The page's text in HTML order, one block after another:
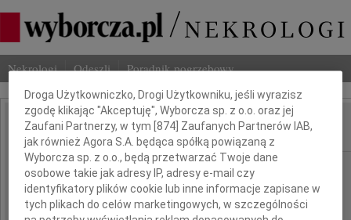
Nekrologi Odeszli Poradnik pogrzebowy
IMIĘ I NAZWISKO:
REGION: Warszawa
DATA EMISJI: 03.10.2009
Dbamy o Twoją prywatność
Droga Użytkowniczko, Drogi Użytkowniku, jeśli wyrazisz
zgodę klikając "Akceptuję", Wyborcza sp. z o.o. oraz jej
Zaufani Partnerzy, w tym [874] Zaufanych Partnerów IAB,
jak również Agora S.A. będąca spółką powiązaną z
Wyborcza sp. z o.o., będą przetwarzać Twoje dane
osobowe takie jak adresy IP, adresy e-mail czy
identyfikatory plików cookie lub inne informacje zapisane w
tych plikach do celów marketingowych, w szczególności